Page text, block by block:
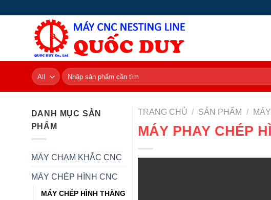
Tìm
kiếm:
DANH MỤC SẢN
PHẨM
MÁY CHẠM KHẮC CNC
MÁY CHÉP HÌNH CNC
MÁY CHÉP HÌNH THẲNG
TRANG CHỦ / SẢN PHẨM /
MÁY PHAY CHÉP